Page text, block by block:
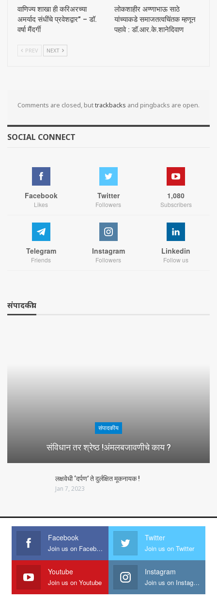
वाणिज्य शाखा ही करिअरच्या
अमर्याद संधींचे प्रवेशद्वार” – डॉ.
वर्षा मैंदर्गी
लोकशाहीर अण्णाभाऊ साठे
यांच्याकडे समाजतत्वचिंतक म्हणून
पहावे : डॉ.आर.के.शानेदिवाण
PREV NEXT
Comments are closed, buttrackbacks and pingbacks are open.
SOCIAL CONNECT
Facebook
Likes
Twitter
Followers
1,080
Subscribers
Telegram
Friends
Instagram
Followers
Linkedin
Follow us
संपादकीय
संपादकीय
संविधान तर श्रेष्ठ !अंमलबजावणीचे काय ?
लक्षवेधी ‘दर्पण’ ते दुर्लक्षित मूकनायक !
Jan 7, 2023
Facebook
Join us on Facebook
Twitter
Join us on Twitter
Youtube
Join us on Youtube
Instagram
Join us on Instagram